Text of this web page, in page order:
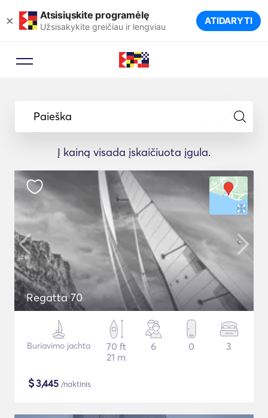
× Atsisiųskite programėlę
Užsisakykite greičiau ir lengviau ATIDARYTI
Paieška
Į kainą visada įskaičiuota įgula.
Regatta 70
Buriavimo jachta
70 ft
21 m
6 0 3
$3,445 /naktinis